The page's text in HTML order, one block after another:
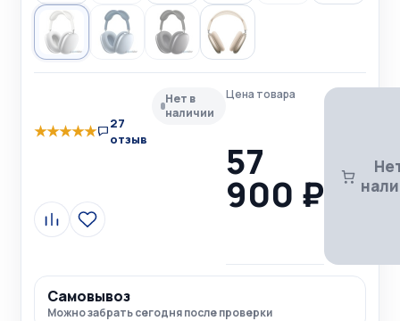
★★★★★
27
отзыв
Сравнить
В
избранное
Нет в
наличии
Цена товара
57
900 ₽
Самовывоз
Можно забрать сегодня после проверки